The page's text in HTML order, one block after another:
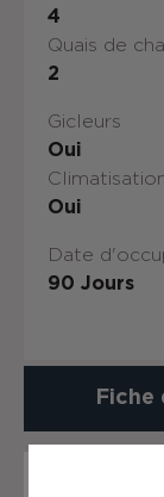
4
Quais de
2
Gicleurs
Oui
Oui
Date
90 Jours
Fiche